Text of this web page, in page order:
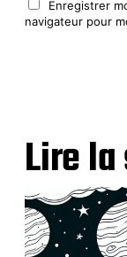
Enregistrer
navigateur pour
Lire